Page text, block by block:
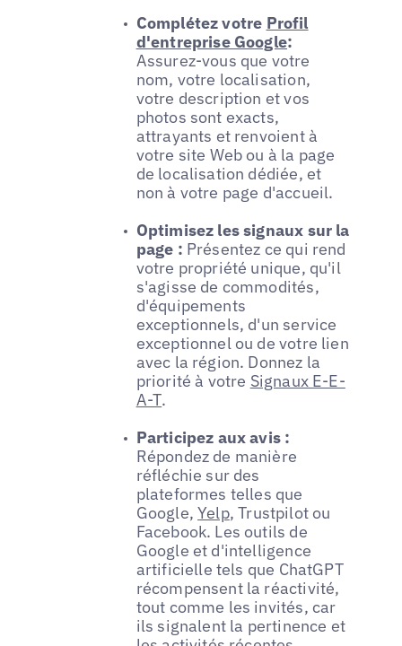
Complétez votre Profil
d'entreprise Google:
Assurez-vous que votre
nom, votre localisation,
votre description et vos
photos sont exacts,
attrayants et renvoient à
votre site Web ou à la page
de localisation dédiée, et
non à votre page d'accueil.
Optimisez les signaux sur la
page : Présentez ce qui rend
votre propriété unique, qu'il
s'agisse de commodités,
d'équipements
exceptionnels, d'un service
exceptionnel ou de votre lien
avec la région. Donnez la
priorité à votre Signaux E-E-
A-T.
Participez aux avis :
Répondez de manière
réfléchie sur des
plateformes telles que
Google,Yelp, Trustpilot ou
Facebook. Les outils de
Google et d'intelligence
artificielle tels que ChatGPT
récompensent la réactivité,
tout comme les invités, car
ils signalent la pertinence et